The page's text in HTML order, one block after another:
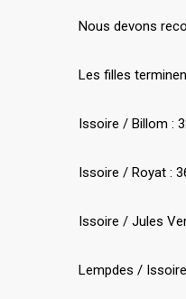
Nous devons
Les filles
Issoire / Billom :
Issoire / Royat :
Issoire / Jules
Lempdes /